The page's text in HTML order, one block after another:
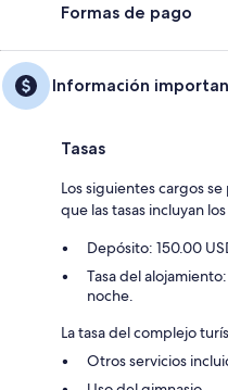
Formas de pago
Información
Tasas
Los siguientes cargos
que las tasas incluyan
Depósito: 150.00
Tasa del
noche.
La tasa del complejo
Otros servicios